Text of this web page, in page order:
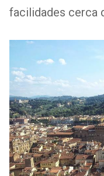
facilidades cerca